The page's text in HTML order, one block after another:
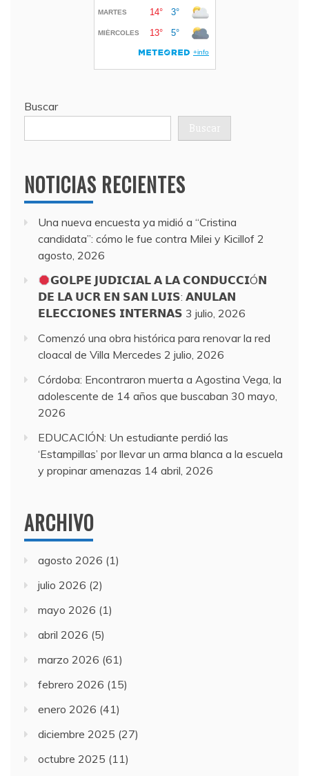
Buscar
Buscar
NOTICIAS RECIENTES
Una nueva encuesta ya midió a “Cristina
candidata”: cómo le fue contra Milei y Kicillof 2
agosto, 2026
𝗚𝗢𝗟𝗣𝗘 𝗝𝗨𝗗𝗜𝗖𝗜𝗔𝗟 𝗔 𝗟𝗔 𝗖𝗢𝗡𝗗𝗨𝗖𝗖𝗜Ó𝗡
𝗗𝗘 𝗟𝗔 𝗨𝗖𝗥 𝗘𝗡 𝗦𝗔𝗡 𝗟𝗨𝗜𝗦: 𝗔𝗡𝗨𝗟𝗔𝗡
𝗘𝗟𝗘𝗖𝗖𝗜𝗢𝗡𝗘𝗦 𝗜𝗡𝗧𝗘𝗥𝗡𝗔𝗦 3 julio, 2026
Comenzó una obra histórica para renovar la red
cloacal de Villa Mercedes 2 julio, 2026
Córdoba: Encontraron muerta a Agostina Vega, la
adolescente de 14 años que buscaban 30 mayo,
2026
EDUCACIÓN: Un estudiante perdió las
‘Estampillas’ por llevar un arma blanca a la escuela
y propinar amenazas 14 abril, 2026
ARCHIVO
agosto 2026 (1)
julio 2026 (2)
mayo 2026 (1)
abril 2026 (5)
marzo 2026 (61)
febrero 2026 (15)
enero 2026 (41)
diciembre 2025 (27)
octubre 2025 (11)